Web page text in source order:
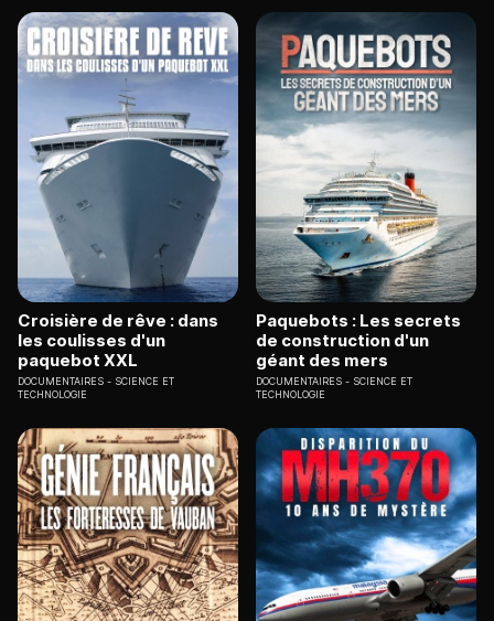
Croisière de rêve : dans
les coulisses d'un
paquebot XXL
DOCUMENTAIRES
SCIENCE ET
TECHNOLOGIE
Paquebots : Les secrets
de construction d'un
géant des mers
DOCUMENTAIRES
SCIENCE ET
TECHNOLOGIE